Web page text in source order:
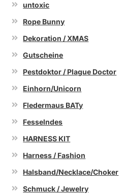
untoxic
Rope Bunny
Dekoration / XMAS
Gutscheine
Pestdoktor / Plague Doctor
Einhorn/Unicorn
Fledermaus BATy
Fesselndes
HARNESS KIT
Harness / Fashion
Halsband/Necklace/Choker
Schmuck / Jewelry